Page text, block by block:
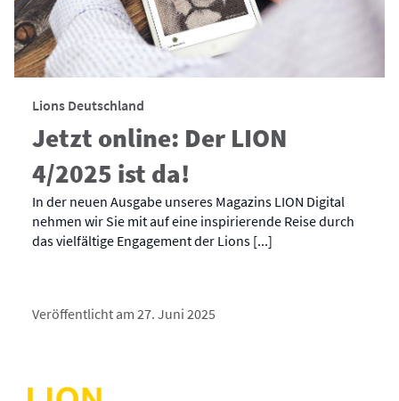
Lions Deutschland
Jetzt online: Der LION
4/2025 ist da!
In der neuen Ausgabe unseres Magazins LION Digital
nehmen wir Sie mit auf eine inspirierende Reise durch
das vielfältige Engagement der Lions [...]
Veröffentlicht am 27. Juni 2025